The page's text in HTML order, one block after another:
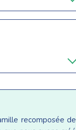
recomposée de